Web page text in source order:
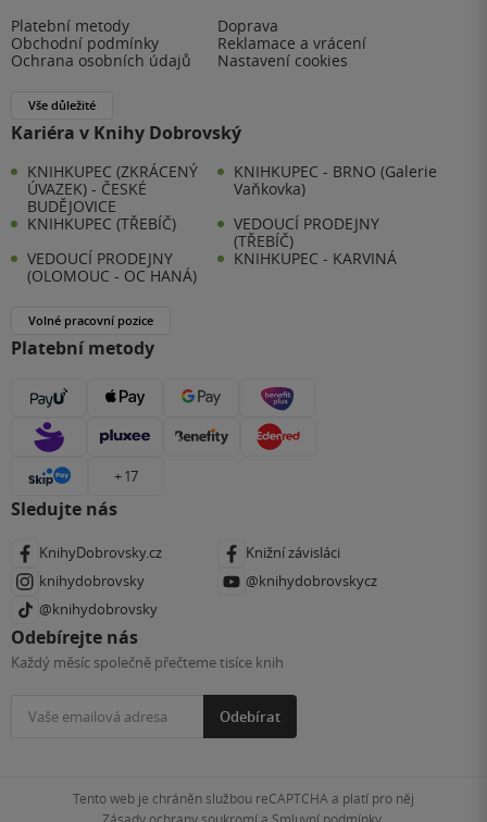
Platební metody
Doprava
Obchodní podmínky
Reklamace a vrácení
Ochrana osobních údajů
Nastavení cookies
Vše důležité
Kariéra v Knihy Dobrovský
KNIHKUPEC (ZKRÁCENÝ
ÚVAZEK) - ČESKÉ
BUDĚJOVICE
KNIHKUPEC - BRNO (Galerie
Vaňkovka)
KNIHKUPEC (TŘEBÍČ)
VEDOUCÍ PRODEJNY
(TŘEBÍČ)
VEDOUCÍ PRODEJNY
(OLOMOUC - OC HANÁ)
KNIHKUPEC - KARVINÁ
Volné pracovní pozice
Platební metody
+ 17
Sledujte nás
KnihyDobrovsky.cz
Knižní závisláci
knihydobrovsky
@knihydobrovskycz
@knihydobrovsky
Odebírejte nás
Každý měsíc společně přečteme tisíce knih
Odebírat
Tento web je chráněn službou reCAPTCHA a platí pro něj